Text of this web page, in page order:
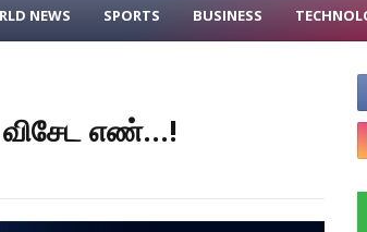
NEWS SPORTS BUSINESS
எண்...!